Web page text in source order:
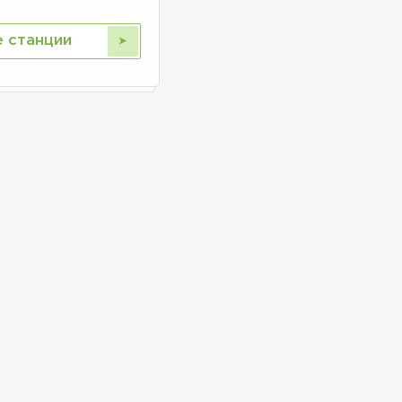
станции